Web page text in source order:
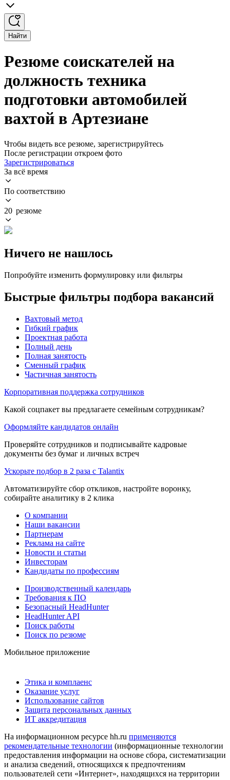
Найти
Резюме соискателей на
должность техника
подготовки автомобилей
вахтой в Артезиане
Чтобы видеть все резюме, зарегистрируйтесь
После регистрации откроем фото
Зарегистрироваться
За всё время
По соответствию
20 резюме
Ничего не нашлось
Попробуйте изменить формулировку или фильтры
Быстрые фильтры подбора вакансий
Вахтовый метод
Гибкий график
Проектная работа
Полный день
Полная занятость
Сменный график
Частичная занятость
Корпоративная поддержка сотрудников
Какой соцпакет вы предлагаете семейным сотрудникам?
Оформляйте кандидатов онлайн
Проверяйте сотрудников и подписывайте кадровые
документы без бумаг и личных встреч
Ускорьте подбор в 2 раза с Talantix
Автоматизируйте сбор откликов, настройте воронку,
собирайте аналитику в 2 клика
О компании
Наши вакансии
Партнерам
Реклама на сайте
Новости и статьи
Инвесторам
Кандидаты по профессиям
Производственный календарь
Требования к ПО
Безопасный HeadHunter
HeadHunter API
Поиск работы
Поиск по резюме
Мобильное приложение
Этика и комплаенс
Оказание услуг
Использование сайтов
Защита персональных данных
ИТ аккредитация
На информационном ресурсе hh.ru применяются
рекомендательные технологии (информационные технологии
предоставления информации на основе сбора, систематизации
и анализа сведений, относящихся к предпочтениям
пользователей сети «Интернет», находящихся на территории